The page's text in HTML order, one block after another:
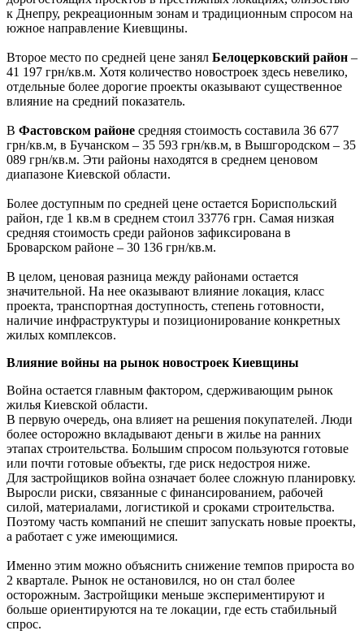
к Днепру, рекреационным зонам и традиционным спросом на
южное направление Киевщины.
Второе место по средней цене занял Белоцерковский район –
41 197 грн/кв.м. Хотя количество новостроек здесь невелико,
отдельные более дорогие проекты оказывают существенное
влияние на средний показатель.
В Фастовском районе средняя стоимость составила 36 677
грн/кв.м, в Бучанском – 35 593 грн/кв.м, в Вышгородском – 35
089 грн/кв.м. Эти районы находятся в среднем ценовом
диапазоне Киевской области.
Более доступным по средней цене остается Бориспольский
район, где 1 кв.м в среднем стоил 33776 грн. Самая низкая
средняя стоимость среди районов зафиксирована в
Броварском районе – 30 136 грн/кв.м.
В целом, ценовая разница между районами остается
значительной. На нее оказывают влияние локация, класс
проекта, транспортная доступность, степень готовности,
наличие инфраструктуры и позиционирование конкретных
жилых комплексов.
Влияние войны на рынок новостроек Киевщины
Война остается главным фактором, сдерживающим рынок
жилья Киевской области.
В первую очередь, она влияет на решения покупателей. Люди
более осторожно вкладывают деньги в жилье на ранних
этапах строительства. Большим спросом пользуются готовые
или почти готовые объекты, где риск недостроя ниже.
Для застройщиков война означает более сложную планировку.
Выросли риски, связанные с финансированием, рабочей
силой, материалами, логистикой и сроками строительства.
Поэтому часть компаний не спешит запускать новые проекты,
а работает с уже имеющимися.
Именно этим можно объяснить снижение темпов прироста во
2 квартале. Рынок не остановился, но он стал более
осторожным. Застройщики меньше экспериментируют и
больше ориентируются на те локации, где есть стабильный
спрос.